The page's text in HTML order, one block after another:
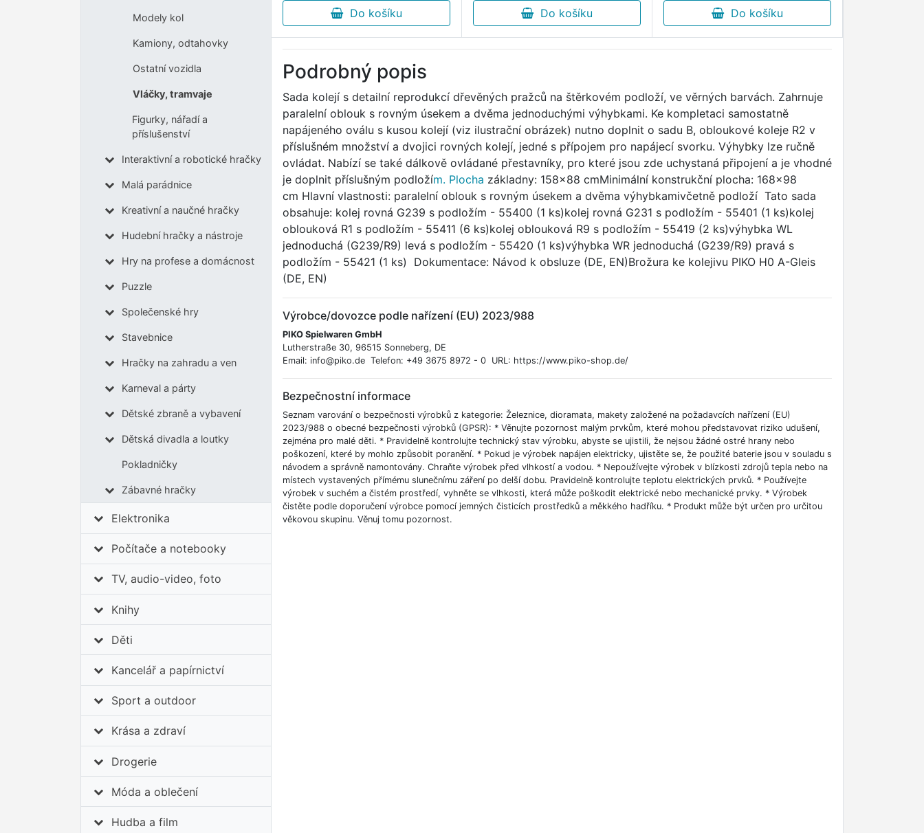
Modely kol
Kamiony, odtahovky
Ostatní vozidla
Vláčky, tramvaje
Figurky, nářadí a
příslušenství
Interaktivní a robotické hračky
Malá parádnice
Kreativní a naučné hračky
Hudební hračky a nástroje
Hry na profese a domácnost
Puzzle
Společenské hry
Stavebnice
Hračky na zahradu a ven
Karneval a párty
Dětské zbraně a vybavení
Dětská divadla a loutky
Pokladničky
Zábavné hračky
Elektronika
Počítače a notebooky
TV, audio-video, foto
Knihy
Děti
Kancelář a papírnictví
Sport a outdoor
Krása a zdraví
Drogerie
Móda a oblečení
Hudba a film
Do košíku
Do košíku
Do košíku
Podrobný popis
Sada kolejí s detailní reprodukcí dřevěných pražců na štěrkovém podloží, ve věrných barvách. Zahrnuje
paralelní oblouk s rovným úsekem a dvěma jednoduchými výhybkami. Ke kompletaci samostatně
napájeného oválu s kusou kolejí (viz ilustrační obrázek) nutno doplnit o sadu B, obloukové koleje R2 v
příslušném množství a dvojici rovných kolejí, jedné s přípojem pro napájecí svorku. Výhybky lze ručně
ovládat. Nabízí se také dálkově ovládané přestavníky, pro které jsou zde uchystaná připojení a je vhodné
je doplnit příslušným podložím. Plocha základny: 158x88 cmMinimální konstrukční plocha: 168x98
cm Hlavní vlastnosti: paralelní oblouk s rovným úsekem a dvěma výhybkamivčetně podloží Tato sada
obsahuje: kolej rovná G239 s podložím - 55400 (1 ks)kolej rovná G231 s podložím - 55401 (1 ks)kolej
oblouková R1 s podložím - 55411 (6 ks)kolej oblouková R9 s podložím - 55419 (2 ks)výhybka WL
jednoduchá (G239/R9) levá s podložím - 55420 (1 ks)výhybka WR jednoduchá (G239/R9) pravá s
podložím - 55421 (1 ks) Dokumentace: Návod k obsluze (DE, EN)Brožura ke kolejivu PIKO H0 A-Gleis
(DE, EN)
Výrobce/dovozce podle nařízení (EU) 2023/988
PIKO Spielwaren GmbH
Lutherstraße 30, 96515 Sonneberg, DE
Email: info@piko.de Telefon: +49 3675 8972 - 0 URL: https://www.piko-shop.de/
Bezpečnostní informace
Seznam varování o bezpečnosti výrobků z kategorie: Železnice, dioramata, makety založené na požadavcích nařízení (EU)
2023/988 o obecné bezpečnosti výrobků (GPSR): * Věnujte pozornost malým prvkům, které mohou představovat riziko udušení,
zejména pro malé děti. * Pravidelně kontrolujte technický stav výrobku, abyste se ujistili, že nejsou žádné ostré hrany nebo
poškození, které by mohlo způsobit poranění. * Pokud je výrobek napájen elektricky, ujistěte se, že použité baterie jsou v souladu s
návodem a správně namontovány. Chraňte výrobek před vlhkostí a vodou. * Nepoužívejte výrobek v blízkosti zdrojů tepla nebo na
místech vystavených přímému slunečnímu záření po delší dobu. Pravidelně kontrolujte teplotu elektrických prvků. * Používejte
výrobek v suchém a čistém prostředí, vyhněte se vlhkosti, která může poškodit elektrické nebo mechanické prvky. * Výrobek
čistěte podle doporučení výrobce pomocí jemných čisticích prostředků a měkkého hadříku. * Produkt může být určen pro určitou
věkovou skupinu. Věnuj tomu pozornost.